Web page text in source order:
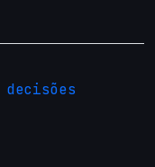
decisões